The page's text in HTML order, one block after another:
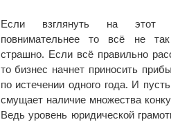
Если взглянуть на этот
повнимательнее то всё не
страшно. Если всё правильно
то бизнес начнет приносить
по истечении одного года. И
смущает наличие множества
Ведь уровень юридической